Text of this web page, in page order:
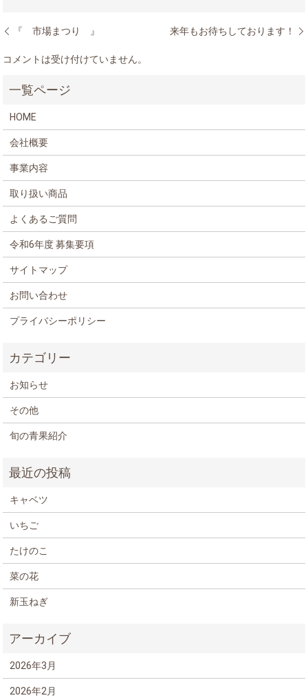
『 市場まつり 』 来年もお待ちしております！
コメントは受け付けていません。
HOME
会社概要
事業内容
取り扱い商品
よくあるご質問
令和6年度 募集要項
サイトマップ
お問い合わせ
プライバシーポリシー
お知らせ
その他
旬の青果紹介
キャベツ
いちご
たけのこ
菜の花
新玉ねぎ
2026年3月
2026年2月